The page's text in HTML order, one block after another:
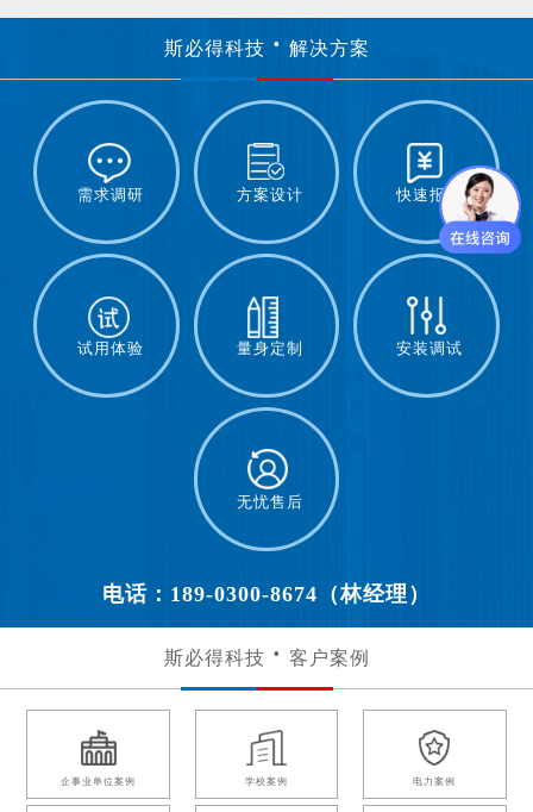
斯必得科技 解决方案
需求调研 方案设计 快速报价
试用体验 量身定制 安装调试
无忧售后
电话：189-0300-8674（林经理）
斯必得科技 客户案例
企事业单位案例 学校案例 电力案例